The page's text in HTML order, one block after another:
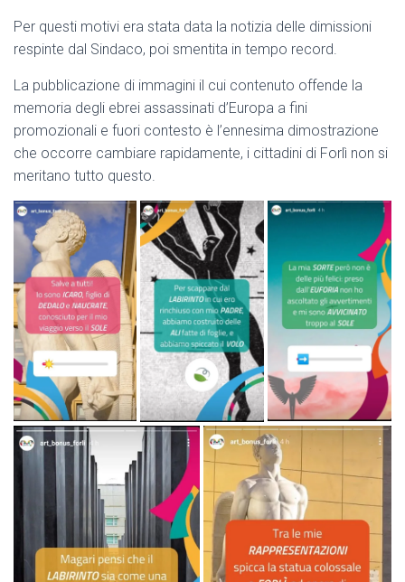
Per questi motivi era stata data la notizia delle dimissioni
respinte dal Sindaco, poi smentita in tempo record.
La pubblicazione di immagini il cui contenuto offende la
memoria degli ebrei assassinati d’Europa a fini
promozionali e fuori contesto è l’ennesima dimostrazione
che occorre cambiare rapidamente, i cittadini di Forlì non si
meritano tutto questo.